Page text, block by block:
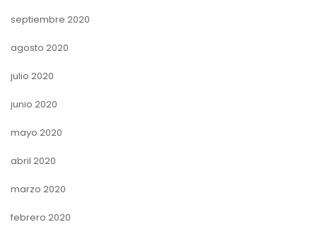
septiembre 2020
agosto 2020
julio 2020
junio 2020
mayo 2020
abril 2020
marzo 2020
febrero 2020